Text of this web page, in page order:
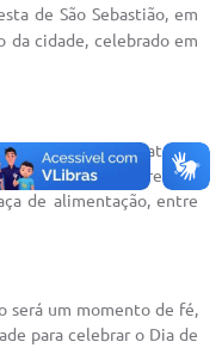
de São Sebastião, em
da cidade, celebrado em
banda católica
primeira vez na região.
de alimentação, entre
será um momento de fé,
para celebrar o Dia de